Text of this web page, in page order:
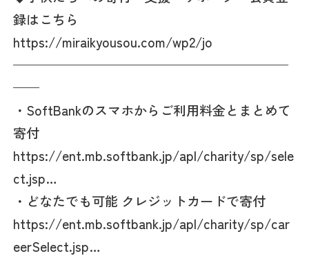
録はこちら
https://miraikyousou.com/wp2/jo
—————————————————————
——
・SoftBankのスマホからご利用料金とまとめて
寄付
https://ent.mb.softbank.jp/apl/charity/sp/sele
ct.jsp…
・どなたでも可能 クレジットカードで寄付
https://ent.mb.softbank.jp/apl/charity/sp/car
eerSelect.jsp…